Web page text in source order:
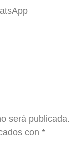
será publicada.
con *